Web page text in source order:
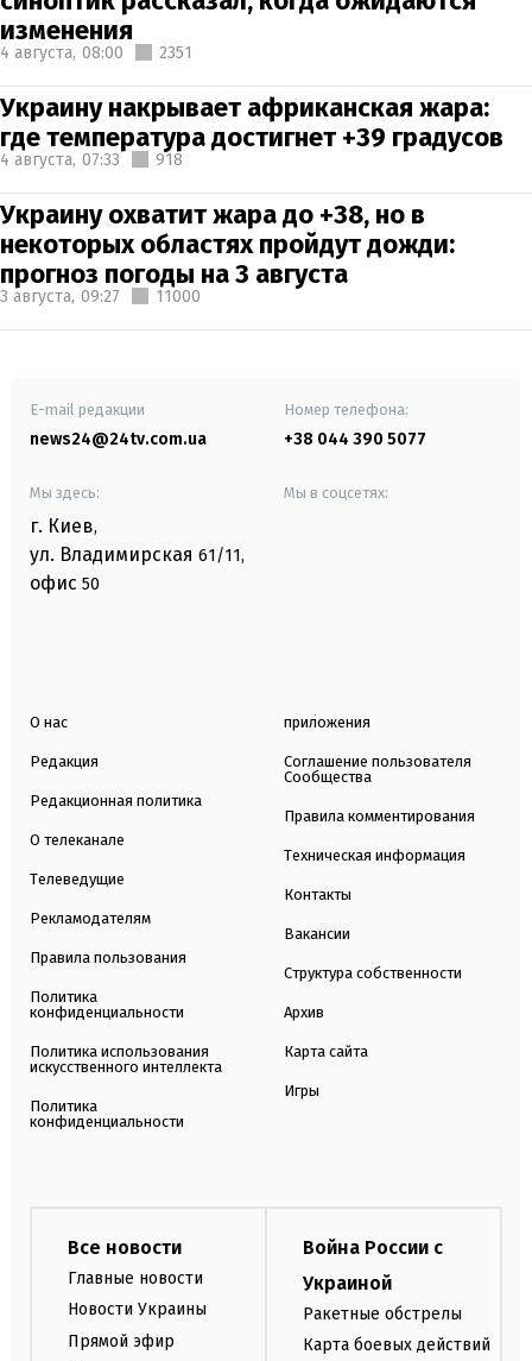
изменения
4 августа, 08:00 2351
Украину накрывает африканская жара:
где температура достигнет +39 градусов
4 августа, 07:33 918
Украину охватит жара до +38, но в
некоторых областях пройдут дожди:
прогноз погоды на 3 августа
3 августа, 09:27 11000
E-mail редакции
news24@24tv.com.ua
Номер телефона:
+38 044 390 5077
Мы здесь:
г. Киев,
ул. Владимирская 61/11,
офис 50
Мы в соцсетях:
О нас
Редакция
Редакционная политика
О телеканале
Телеведущие
Рекламодателям
Правила пользования
Политика
конфиденциальности
Политика использования
искусственного интеллекта
Политика
конфиденциальности
приложения
Соглашение пользователя
Сообщества
Правила комментирования
Техническая информация
Контакты
Вакансии
Структура собственности
Архив
Карта сайта
Игры
Все новости
Главные новости
Новости Украины
Прямой эфир
Война России с
Украиной
Ракетные обстрелы
Карта боевых действий